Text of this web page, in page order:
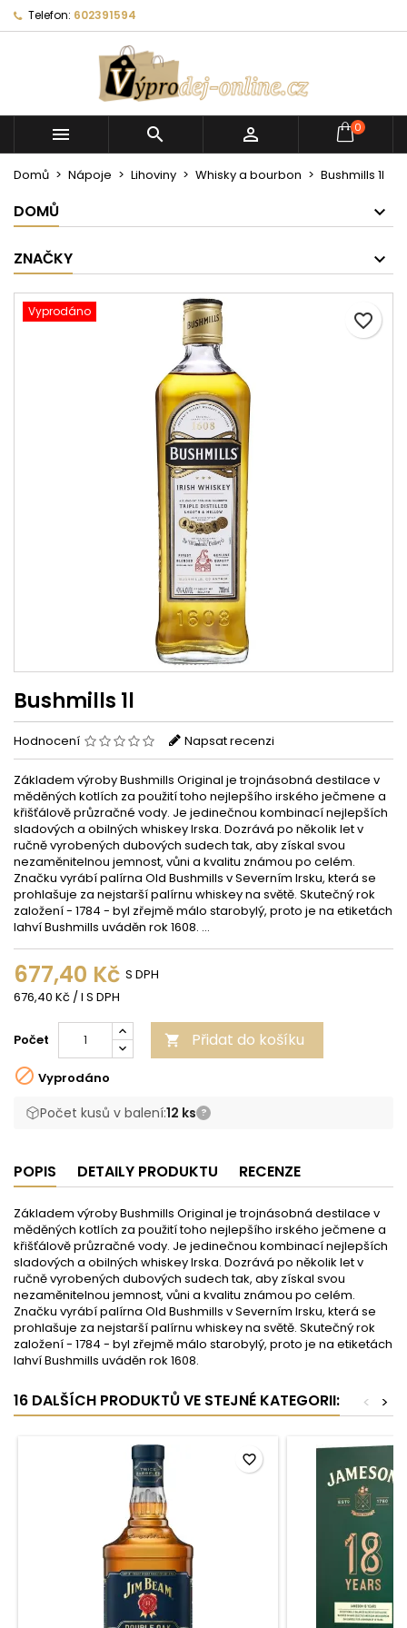
Telefon: 602391594
   0
Domů Nápoje Lihoviny Whisky a bourbon Bushmills 1l
DOMŮ
ZNAČKY
Vyprodáno
Bushmills 1l
Hodnocení Napsat recenzi
Základem výroby Bushmills Original je trojnásobná destilace v
měděných kotlích za použití toho nejlepšího irského ječmene a
křišťálově průzračné vody. Je jedinečnou kombinací nejlepších
sladových a obilných whiskey Irska. Dozrává po několik let v
ručně vyrobených dubových sudech tak, aby získal svou
nezaměnitelnou jemnost, vůni a kvalitu známou po celém.
Značku vyrábí palírna Old Bushmills v Severním Irsku, která se
prohlašuje za nejstarší palírnu whiskey na světě. Skutečný rok
založení - 1784 - byl zřejmě málo starobylý, proto je na etiketách
lahví Bushmills uváděn rok 1608. ...
677,40 Kč S DPH
676,40 Kč / l S DPH
Počet  Přidat do košíku
favorite_border
 Vyprodáno
Počet kusů v balení:12 ks ?
POPIS DETAILY PRODUKTU RECENZE
Základem výroby Bushmills Original je trojnásobná destilace v
měděných kotlích za použití toho nejlepšího irského ječmene a
křišťálově průzračné vody. Je jedinečnou kombinací nejlepších
sladových a obilných whiskey Irska. Dozrává po několik let v
ručně vyrobených dubových sudech tak, aby získal svou
nezaměnitelnou jemnost, vůni a kvalitu známou po celém.
Značku vyrábí palírna Old Bushmills v Severním Irsku, která se
prohlašuje za nejstarší palírnu whiskey na světě. Skutečný rok
založení - 1784 - byl zřejmě málo starobylý, proto je na etiketách
lahví Bushmills uváděn rok 1608.
16 DALŠÍCH PRODUKTŮ VE STEJNÉ KATEGORII: >
<
favorite_border